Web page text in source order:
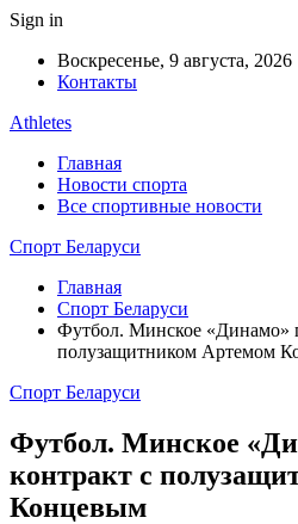
Sign in
Воскресенье, 9 августа, 2026
Контакты
Athletes
Главная
Новости спорта
Все спортивные новости
Спорт Беларуси
Главная
Спорт Беларуси
Футбол. Минское «Динамо»
полузащитником Артемом
Спорт Беларуси
Футбол. Минское
контракт с
Концевым